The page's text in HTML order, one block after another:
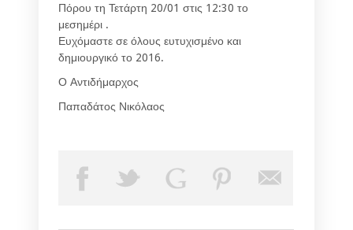
Πόρου τη Τετάρτη 20/01 στις 12:30 το
μεσημέρι .
Ευχόμαστε σε όλους ευτυχισμένο και
δημιουργικό το 2016.
Ο Αντιδήμαρχος
Παπαδάτος Νικόλαος